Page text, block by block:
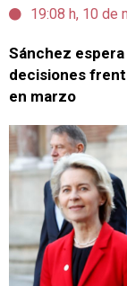
19:08 h, 10 de
Sánchez
decisiones
en marzo